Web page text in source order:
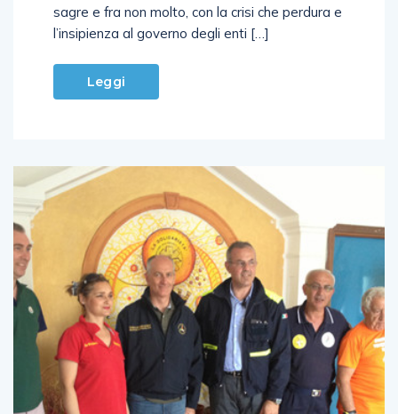
sagre e fra non molto, con la crisi che perdura e
l’insipienza al governo degli enti […]
Leggi